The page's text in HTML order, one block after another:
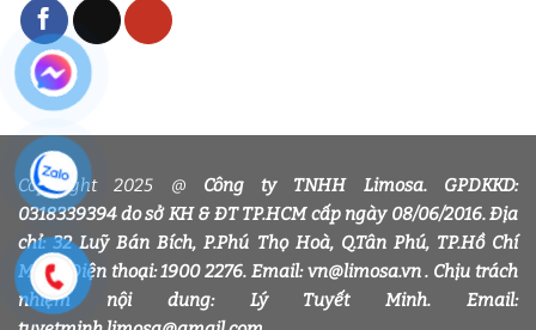
Copyright 2025 @ Công ty TNHH Limosa. GPDKKD:
0318339394 do sở KH & ĐT TP.HCM cấp ngày 08/06/2016. Địa
chỉ: 32 Luỹ Bán Bích, P.Phú Thọ Hoà, Q.Tân Phú, TP.Hồ Chí
Minh. Điện thoại: 1900 2276. Email: vn@limosa.vn . Chịu trách
nhiệm nội dung: Lý Tuyết Minh. Email: